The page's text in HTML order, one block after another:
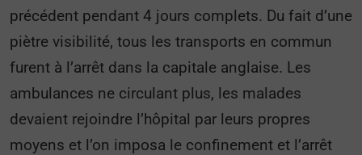
précédent pendant 4 jours complets. Du fait d’une
piètre visibilité, tous les transports en commun
furent à l’arrêt dans la capitale anglaise. Les
ambulances ne circulant plus, les malades
devaient rejoindre l’hôpital par leurs propres
moyens et l’on imposa le confinement et l’arrêt